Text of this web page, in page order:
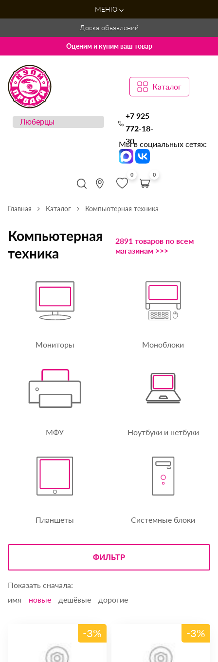
МЕНЮ
Доска объявлений
Оценим и купим ваш товар
Каталог
+7 925
772-18-
30
Мы в социальных сетях:
0 0
Главная Каталог Компьютерная техника
Компьютерная
техника
2891 товаров по всем
магазинам >>>
Мониторы Моноблоки
МФУ Ноутбуки и нетбуки
Планшеты Системные блоки
ФИЛЬТР
Показать сначала:
имя
новые дешёвые дорогие
-3% -3%